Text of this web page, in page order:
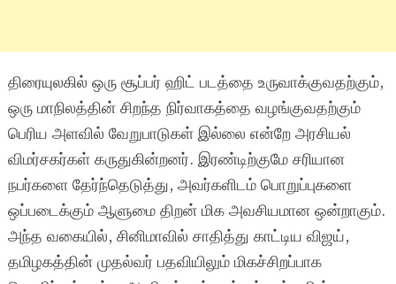
திரையுலகில் ஒரு சூப்பர் ஹிட் படத்தை உருவாக்குவதற்கும்,
ஒரு மாநிலத்தின் சிறந்த நிர்வாகத்தை வழங்குவதற்கும்
பெரிய அளவில் வேறுபாடுகள் இல்லை என்றே அரசியல்
விமர்சகர்கள் கருதுகின்றனர். இரண்டிற்குமே சரியான
நபர்களை தேர்ந்தெடுத்து, அவர்களிடம் பொறுப்புகளை
ஒப்படைக்கும் ஆளுமை திறன் மிக அவசியமான ஒன்றாகும்.
அந்த வகையில், சினிமாவில் சாதித்து காட்டிய விஜய்,
தமிழகத்தின் முதல்வர் பதவியிலும் மிகச்சிறப்பாக